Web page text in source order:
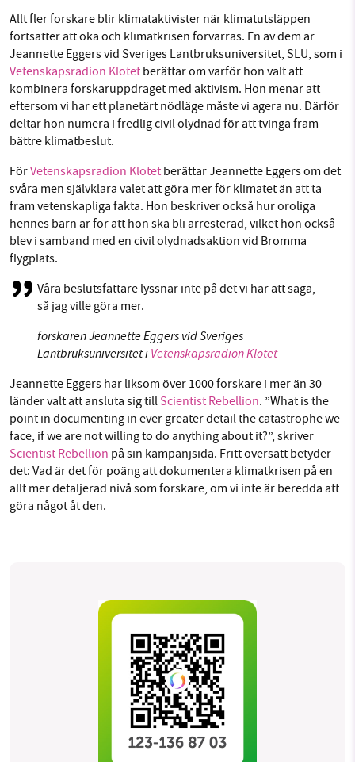
Allt fler forskare blir klimataktivister när klimatutsläppen
fortsätter att öka och klimatkrisen förvärras. En av dem är
Jeannette Eggers vid Sveriges Lantbruksuniversitet, SLU, som i
Vetenskapsradion Klotet berättar om varför hon valt att
kombinera forskaruppdraget med aktivism. Hon menar att
eftersom vi har ett planetärt nödläge måste vi agera nu. Därför
deltar hon numera i fredlig civil olydnad för att tvinga fram
bättre klimatbeslut.
FörVetenskapsradion Klotet berättar Jeannette Eggers om det
svåra men självklara valet att göra mer för klimatet än att ta
fram vetenskapliga fakta. Hon beskriver också hur oroliga
hennes barn är för att hon ska bli arresterad, vilket hon också
blev i samband med en civil olydnadsaktion vid Bromma
flygplats.
Våra beslutsfattare lyssnar inte på det vi har att säga,
så jag ville göra mer.
forskaren Jeannette Eggers vid Sveriges
Lantbruksuniversitet iVetenskapsradion Klotet
Jeannette Eggers har liksom över 1000 forskare i mer än 30
länder valt att ansluta sig till Scientist Rebellion. ”What is the
point in documenting in ever greater detail the catastrophe we
face, if we are not willing to do anything about it?”, skriver
Scientist Rebellion på sin kampanjsida. Fritt översatt betyder
det: Vad är det för poäng att dokumentera klimatkrisen på en
allt mer detaljerad nivå som forskare, om vi inte är beredda att
göra något åt den.
miljödebatten framåt genom
nyhetsbevakning och granskningar. Nu vill vi
utveckla vårt arbete – och vi hoppas att du
vill hjälpa oss.
Stötta vårt arbete genom att swisha en slant till
Läs vad vi vill göra